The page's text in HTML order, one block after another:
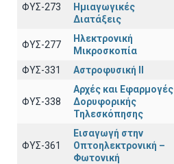
ΦΥΣ-273
Ημιαγωγικές
Διατάξεις
ΦΥΣ-277
Ηλεκτρονική
Μικροσκοπία
ΦΥΣ-331 Αστροφυσική ΙΙ
ΦΥΣ-338
Αρχές και Εφαρμογές
Δορυφορικής
Τηλεσκόπησης
ΦΥΣ-361
Εισαγωγή στην
Οπτοηλεκτρονική –
Φωτονική